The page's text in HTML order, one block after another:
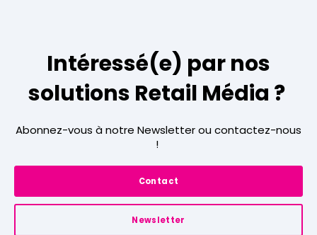
Intéressé(e) par nos
solutions Retail Média ?
Abonnez-vous à notre Newsletter ou contactez-nous
!
Contact
Newsletter